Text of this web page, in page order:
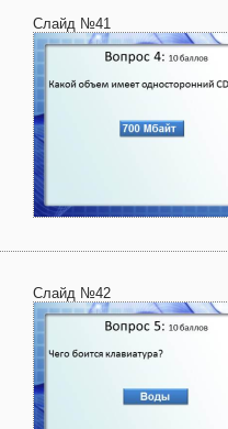
Слайд №41
Слайд №42